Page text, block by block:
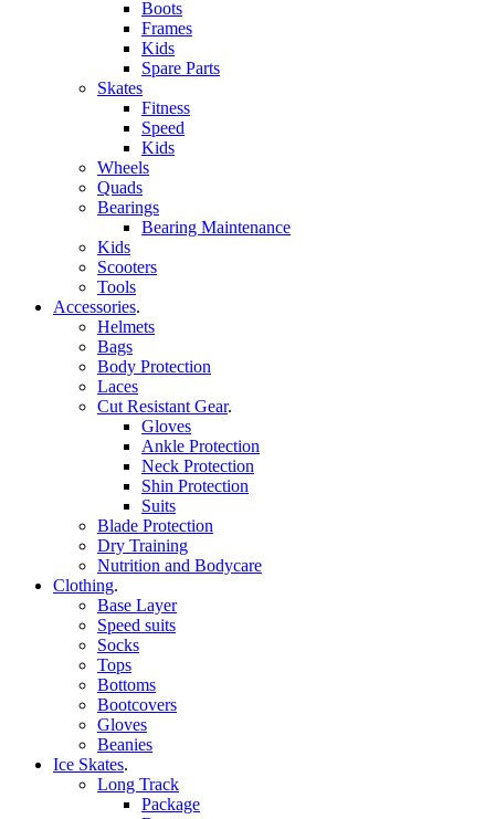
Boots
Frames
Kids
Spare Parts
Skates
Fitness
Speed
Kids
Wheels
Quads
Bearings
Bearing Maintenance
Kids
Scooters
Tools
Accessories.
Helmets
Bags
Body Protection
Laces
Cut Resistant Gear.
Gloves
Ankle Protection
Neck Protection
Shin Protection
Suits
Blade Protection
Dry Training
Nutrition and Bodycare
Clothing.
Base Layer
Speed suits
Socks
Tops
Bottoms
Bootcovers
Gloves
Beanies
Ice Skates.
Long Track
Package